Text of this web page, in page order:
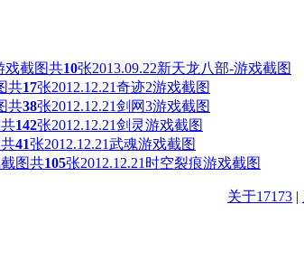
共10张2013.09.22新天龙八部-游戏截图
共17张2012.12.21奇迹2游戏截图
共38张2012.12.21剑网3游戏截图
共142张2012.12.21剑灵游戏截图
共41张2012.12.21武魂游戏截图
共105张2012.12.21 时空裂痕游戏截图
关于17173 |